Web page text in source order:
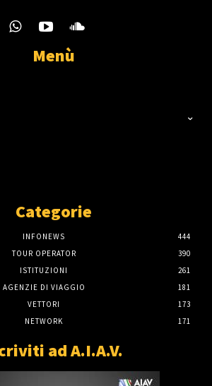
Menù
Categorie
INFONEWS
444
TOUR OPERATOR
390
ISTITUZIONI
261
AGENZIE DI VIAGGIO
181
VETTORI
173
NETWORK
171
ad A.I.A.V.